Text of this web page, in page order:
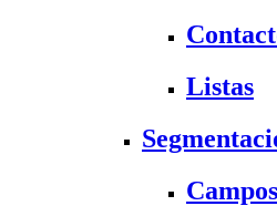
Listas